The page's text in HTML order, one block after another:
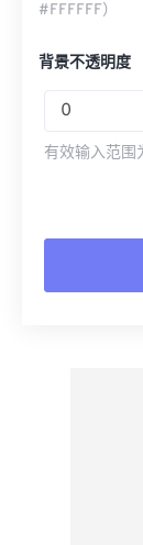
#FFFFFF）
背景不透明度
有效输入范围